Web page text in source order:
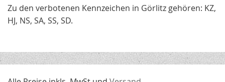
Zu den verbotenen Kennzeichen in Görlitz gehören: KZ,
HJ, NS, SA, SS, SD.